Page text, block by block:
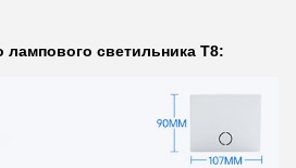
лампового светильника T8: